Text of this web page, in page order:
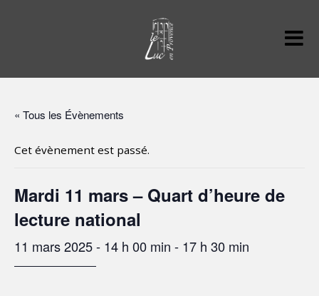
« Tous les Évènements
Cet évènement est passé.
Mardi 11 mars – Quart d’heure de
lecture national
11 mars 2025 - 14 h 00 min - 17 h 30 min